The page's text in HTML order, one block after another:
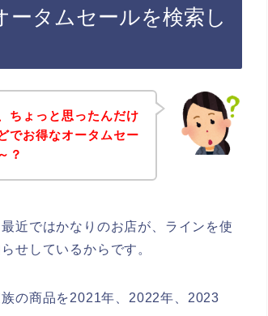
ータムセールを検索し
ちょっと思ったんだけ
でお得なオータムセー
？
近ではかなりのお店が、ラインを使
せしているからです。
の商品を2021年、2022年、2023